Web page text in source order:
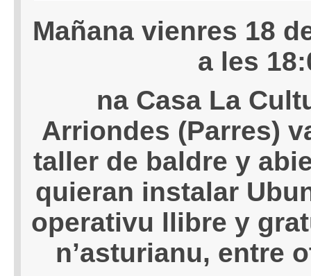
Mañana vienres 18
a les
na Casa La
Arriondes (Parres)
taller de baldre y
quieran instalar
operativu llibre y
n’asturianu, entre